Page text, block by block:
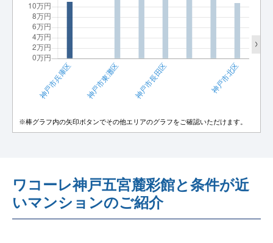
※棒グラフ内の矢印ボタンでその他エリアのグラフをご確認いただけます。
ワコーレ神戸五宮麓彩館と条件が近
いマンションのご紹介